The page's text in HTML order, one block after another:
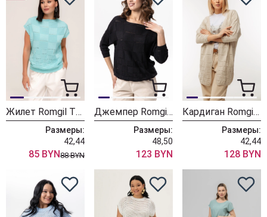
Жилет Romgil ТН431/бирюзовый
Размеры:
42,44
85 BYN88 BYN
Джемпер Romgil ТЗ476-5 черный
Размеры:
48,50
123 BYN
Кардиган Romgil ТЗ402 светло-бежевый
Размеры:
42,44
128 BYN